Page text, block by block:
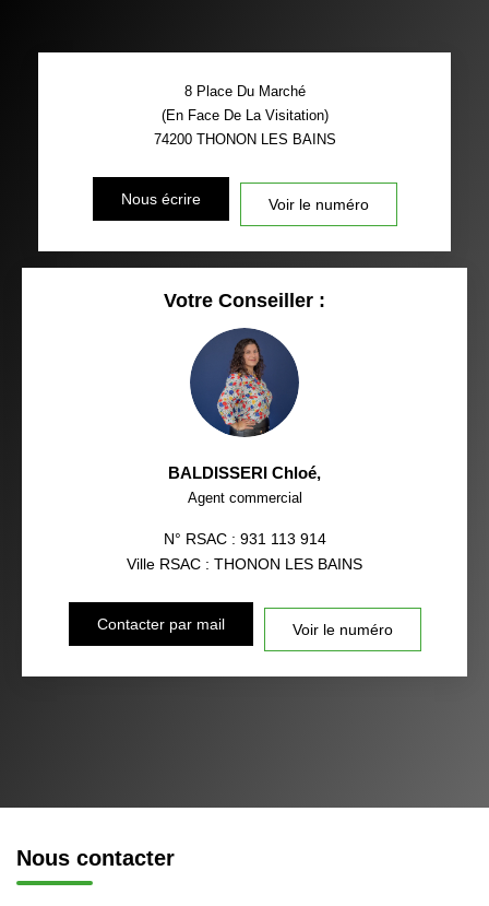
8 Place Du Marché
(En Face De La Visitation)
74200 THONON LES BAINS
Nous écrire Voir le numéro
Votre Conseiller :
BALDISSERI Chloé,
Agent commercial
N° RSAC : 931 113 914
Ville RSAC : THONON LES BAINS
Contacter par mail Voir le numéro
Nous contacter